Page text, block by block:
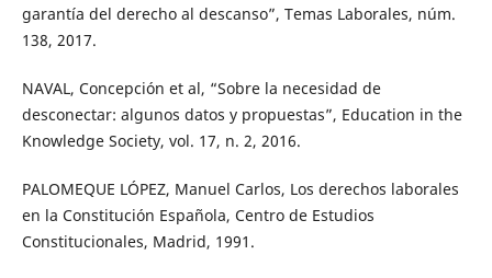
garantía del derecho al descanso”, Temas Laborales, núm.
138, 2017.
NAVAL, Concepción et al, “Sobre la necesidad de
desconectar: algunos datos y propuestas”, Education in the
Knowledge Society, vol. 17, n. 2, 2016.
PALOMEQUE LÓPEZ, Manuel Carlos, Los derechos laborales
en la Constitución Española, Centro de Estudios
Constitucionales, Madrid, 1991.